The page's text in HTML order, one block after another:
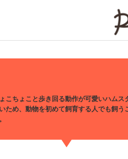
こちょこと歩き回る動作が可愛いハムス
ため、動物を初めて飼育する人でも飼